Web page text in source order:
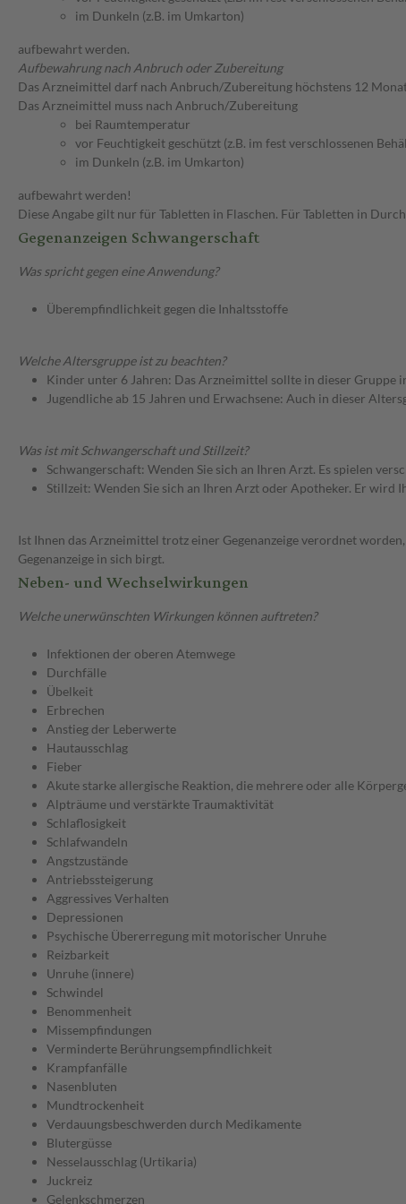
im Dunkeln (z.B. im Umkarton)
aufbewahrt werden.
Aufbewahrung nach Anbruch oder Zubereitung
Das Arzneimittel darf nach Anbruch/Zubereitung höchstens 12
Das Arzneimittel muss nach Anbruch/Zubereitung
bei Raumtemperatur
vor Feuchtigkeit geschützt (z.B. im fest verschlossenen
im Dunkeln (z.B. im Umkarton)
aufbewahrt werden!
Diese Angabe gilt nur für Tabletten in Flaschen. Für Tabletten in
Gegenanzeigen Schwangerschaft
Was spricht gegen eine Anwendung?
Überempfindlichkeit gegen die Inhaltsstoffe
Welche Altersgruppe ist zu beachten?
Kinder unter 6 Jahren: Das Arzneimittel sollte in dieser Gruppe
Jugendliche ab 15 Jahren und Erwachsene: Auch in dieser
Was ist mit Schwangerschaft und Stillzeit?
Schwangerschaft: Wenden Sie sich an Ihren Arzt. Es spielen
Stillzeit: Wenden Sie sich an Ihren Arzt oder Apotheker. Er wird
Ist Ihnen das Arzneimittel trotz einer Gegenanzeige verordnet
Gegenanzeige in sich birgt.
Neben- und Wechselwirkungen
Welche unerwünschten Wirkungen können auftreten?
Infektionen der oberen Atemwege
Durchfälle
Übelkeit
Erbrechen
Anstieg der Leberwerte
Hautausschlag
Fieber
Akute starke allergische Reaktion, die mehrere oder alle
Alpträume und verstärkte Traumaktivität
Schlaflosigkeit
Schlafwandeln
Angstzustände
Antriebssteigerung
Aggressives Verhalten
Depressionen
Psychische Übererregung mit motorischer Unruhe
Reizbarkeit
Unruhe (innere)
Schwindel
Benommenheit
Missempfindungen
Verminderte Berührungsempfindlichkeit
Krampfanfälle
Nasenbluten
Mundtrockenheit
Verdauungsbeschwerden durch Medikamente
Blutergüsse
Nesselausschlag (Urtikaria)
Juckreiz
Gelenkschmerzen